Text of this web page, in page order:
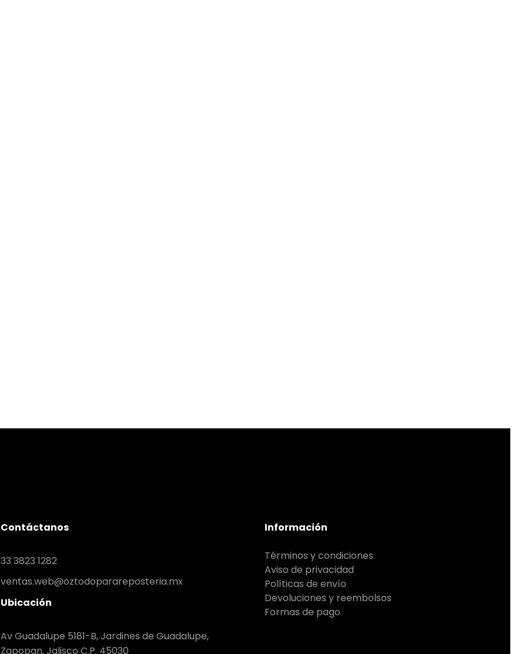
Contáctanos
33 3823 1282
ventas.web@oztodoparareposteria.mx
Ubicación
Av Guadalupe 5181-B, Jardines de Guadalupe,
Zapopan, Jalisco C.P. 45030
Información
Términos y condiciones
Aviso de privacidad
Políticas de envío
Devoluciones y reembolsos
Formas de pago